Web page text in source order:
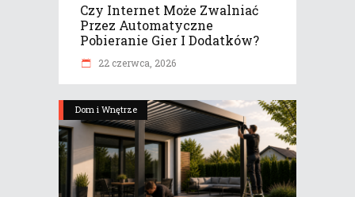
Czy Internet Może Zwalniać
Przez Automatyczne
Pobieranie Gier I Dodatków?
22 czerwca, 2026
Dom i Wnętrze